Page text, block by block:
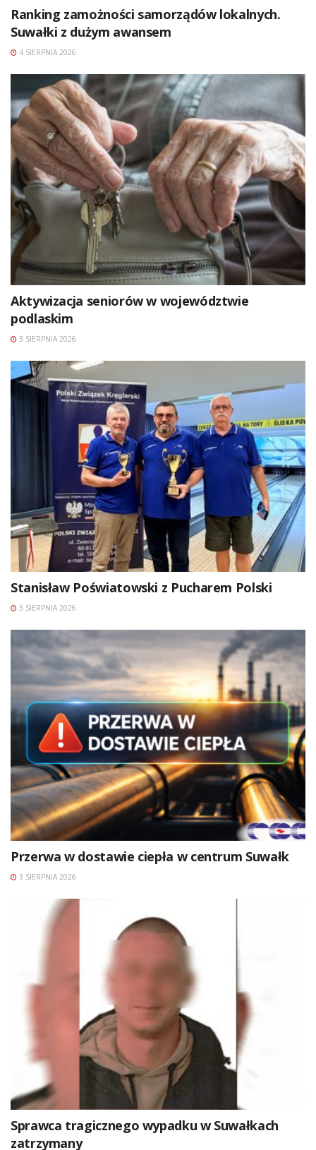
Ranking zamożności samorządów lokalnych.
Suwałki z dużym awansem
4 SIERPNIA 2026
Aktywizacja seniorów w województwie
podlaskim
3 SIERPNIA 2026
Stanisław Poświatowski z Pucharem Polski
3 SIERPNIA 2026
Przerwa w dostawie ciepła w centrum Suwałk
3 SIERPNIA 2026
Sprawca tragicznego wypadku w Suwałkach
zatrzymany